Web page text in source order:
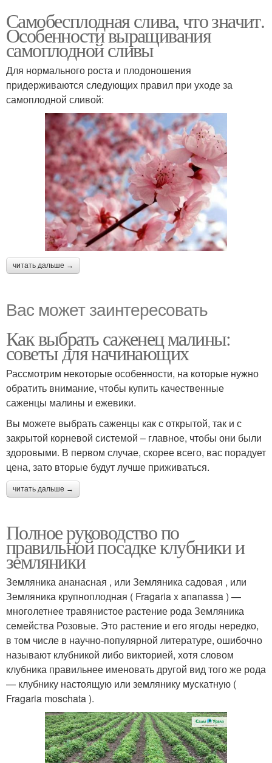
Самобесплодная слива, что значит.
Особенности выращивания
самоплодной сливы
Для нормального роста и плодоношения
придерживаются следующих правил при уходе за
самоплодной сливой:
читать дальше →
Вас может заинтересовать
Как выбрать саженец малины:
советы для начинающих
Рассмотрим некоторые особенности, на которые нужно
обратить внимание, чтобы купить качественные
саженцы малины и ежевики.
Вы можете выбрать саженцы как с открытой, так и с
закрытой корневой системой – главное, чтобы они были
здоровыми. В первом случае, скорее всего, вас порадует
цена, зато вторые будут лучше приживаться.
читать дальше →
Полное руководство по
правильной посадке клубники и
земляники
Земляника ананасная , или Земляника садовая , или
Земляника крупноплодная ( Fragaria x ananassa ) —
многолетнее травянистое растение рода Земляника
семейства Розовые. Это растение и его ягоды нередко,
в том числе в научно-популярной литературе, ошибочно
называют клубникой либо викторией, хотя словом
клубника правильнее именовать другой вид того же рода
— клубнику настоящую или землянику мускатную (
Fragaria moschata ).